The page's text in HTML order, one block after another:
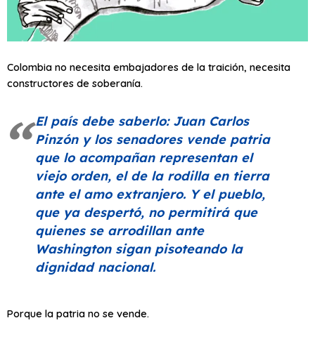
Colombia no necesita embajadores de la traición, necesita
constructores de soberanía.
El país debe saberlo: Juan Carlos
Pinzón y los senadores vende patria
que lo acompañan representan el
viejo orden, el de la rodilla en tierra
ante el amo extranjero. Y el pueblo,
que ya despertó, no permitirá que
quienes se arrodillan ante
Washington sigan pisoteando la
dignidad nacional.
Porque la patria no se vende.